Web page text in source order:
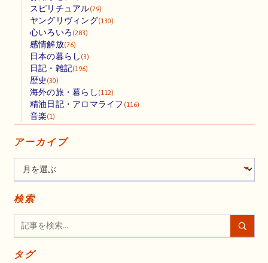
スピリチュアル(79)
ヤングリヴィング(130)
心いろいろ (283)
感情解放(76)
日本の暮らし (3)
日記・雑記(196)
歴史 (30)
海外の旅・暮らし (112)
精油日記・アロマライフ (116)
音楽(1)
アーカイブ
検索
タグ